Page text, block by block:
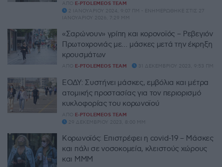
ΑΠΌ E-PTOLEMEOS TEAM
2 ΙΑΝΟΥΑΡΊΟΥ 2024, 9:07 ΠΜ - ΕΝΗΜΕΡΏΘΗΚΕ ΣΤΙΣ 27
ΙΑΝΟΥΑΡΊΟΥ 2026, 7:29 ΜΜ
«Σαρώνουν» γρίπη και κορονοϊός – Ρεβεγιόν
Πρωτοχρονιάς με… μάσκες μετά την έκρηξη
κρουσμάτων
ΑΠΌ E-PTOLEMEOS TEAM 31 ΔΕΚΕΜΒΡΊΟΥ 2023, 9:53 ΠΜ
ΕΟΔΥ: Συστήνει μάσκες, εμβόλια και μέτρα
ατομικής προστασίας για τον περιορισμό
κυκλοφορίας του κορωνοϊού
ΑΠΌ E-PTOLEMEOS TEAM
29 ΔΕΚΕΜΒΡΊΟΥ 2023, 8:00 ΜΜ
Κορωνοϊός: Επιστρέφει η covid-19 – Μάσκες
και πάλι σε νοσοκομεία, κλειστούς χώρους
και ΜΜΜ